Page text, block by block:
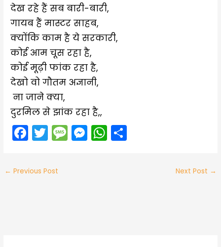
देख रहे हैं सब बारी-बारी,
गायब हैं मास्टर साहब,
क्योंकि काम है ये सरकारी,
कोई आम चूस रहा है,
कोई मूढ़ी फांक रहा है,
देखो वो गौतम अज्ञानी,
ना जाने क्या,
दुरमिल से झांक रहा है,,
F
a
c
e
T
w
itt
er
M
e
M
e
W
h
← Previous Post Next Post →